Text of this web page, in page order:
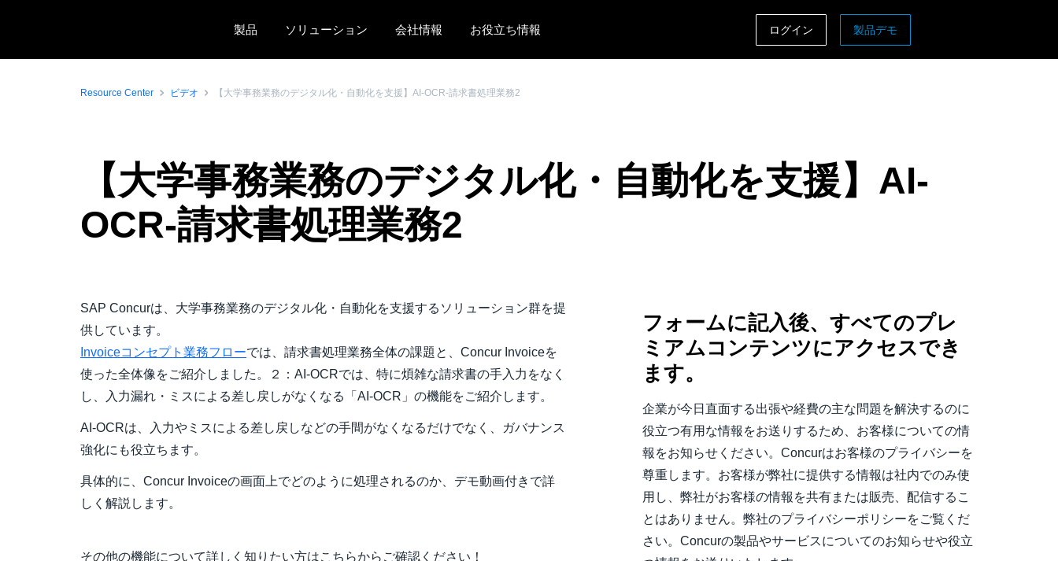
製品
ソリューション 会社情報 お役立ち情報
Canada (Français)
México (Español)
Brasil (Português)
Deutschland (Deutsch)
Finland (English)
Belgium (English)
España (Español)
Norway (English)
日本（日本語)
ログイン 製品デモ
Resource Center ビデオ 【大学事務業務のデジタル化・自動化を支援】AI-OCR-請求書処理業務2
【大学事務業務のデジタル化・自動化を支援】AI-
OCR-請求書処理業務2
SAP Concurは、大学事務業務のデジタル化・自動化を支援するソリューション群を提
供しています。
Invoiceコンセプト業務フローでは、請求書処理業務全体の課題と、Concur Invoiceを
使った全体像をご紹介しました。２：AI-OCRでは、特に煩雑な請求書の手入力をなく
し、入力漏れ・ミスによる差し戻しがなくなる「AI-OCR」の機能をご紹介します。
AI-OCRは、入力やミスによる差し戻しなどの手間がなくなるだけでなく、ガバナンス
強化にも役立ちます。
具体的に、Concur Invoiceの画面上でどのように処理されるのか、デモ動画付きで詳
しく解説します。
その他の機能について詳しく知りたい方はこちらからご確認ください！
フォームに記入後、すべてのプレ
ミアムコンテンツにアクセスでき
ます。
企業が今日直面する出張や経費の主な問題を解決するのに
役立つ有用な情報をお送りするため、お客様についての情
報をお知らせください。Concurはお客様のプライバシーを
尊重します。お客様が弊社に提供する情報は社内でのみ使
用し、弊社がお客様の情報を共有または販売、配信するこ
とはありません。弊社のプライバシーポリシーをご覧くだ
さい。Concurの製品やサービスについてのお知らせや役立